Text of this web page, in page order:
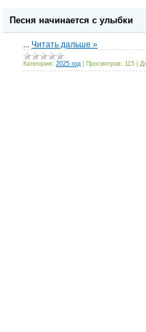
Песня начинается с улыбки
... Читать дальше »
Категория: 2025 год Просмотров: 115